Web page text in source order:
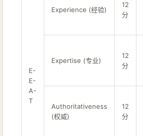
E-
E-
A-
T
Experience (经验)
12
分
Expertise (专业)
12
分
Authoritativeness
(权威)
12
分